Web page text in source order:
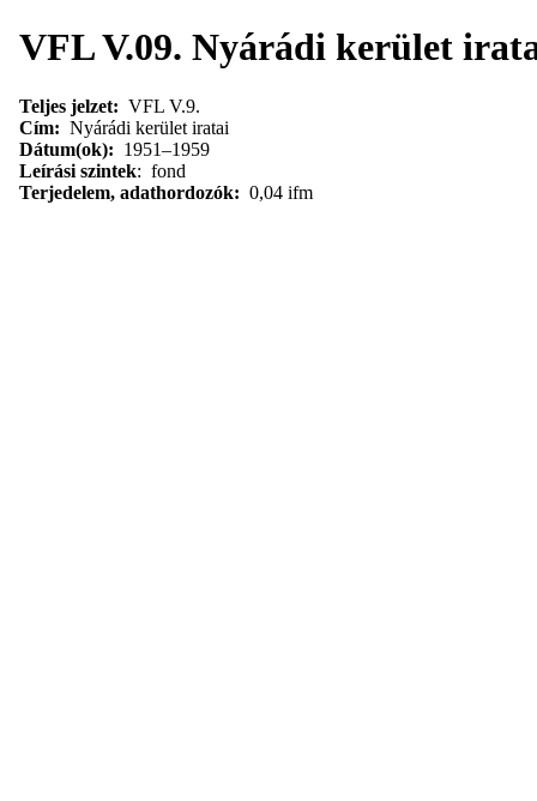
VFL V.09. Nyárádi kerület
Teljes jelzet: VFL V.9.
Cím: Nyárádi kerület iratai
Dátum(ok): 1951–1959
Leírási szintek: fond
Terjedelem, adathordozók: 0,04 ifm